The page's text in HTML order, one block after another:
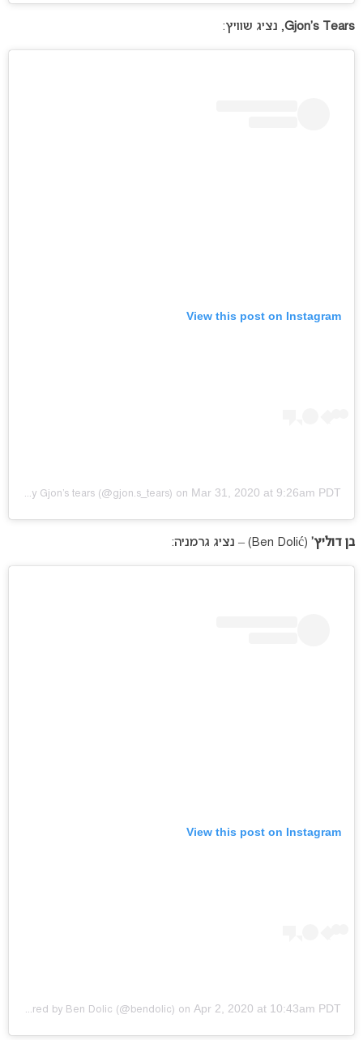
Gjon’s Tears, נציג שוויץ:
View this post on Instagram
A post shared by Gjon’s tears (@gjon.s_tears) on Mar 31, 2020 at 9:26am PDT
בן דוליץ’ (Ben Dolić) – נציג גרמניה:
View this post on Instagram
A post shared by Ben Dolic (@bendolic) on Apr 2, 2020 at 10:43am PDT